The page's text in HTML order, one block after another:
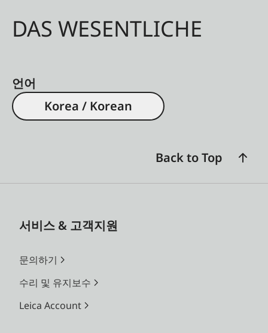
DAS WESENTLICHE
언어
Korea / Korean
Back to Top
서비스 & 고객지원
문의하기
수리 및 유지보수
Leica Account